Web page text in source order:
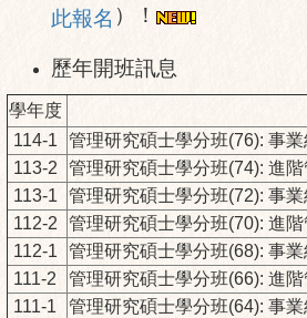
此報名 ）！
歷年開班訊息
學年度
114-1 管理研究碩士學分班(76): 事
113-2
管理研究碩士學分班(74): 進
113-1
管理研究碩士學分班(72): 事
112-2
管理研究碩士學分班(70): 進
112-1
管理研究碩士學分班(68): 事
111-2
管理研究碩士學分班(66): 進
111-1
管理研究碩士學分班(64): 事